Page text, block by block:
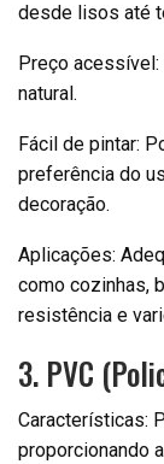
desde lisos até
Preço acessível:
natural.
Fácil de pintar:
preferência do
decoração.
Aplicações:
como cozinhas,
resistência e
3. PVC
Características:
proporcionando